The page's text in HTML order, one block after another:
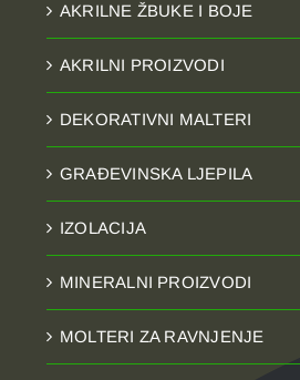
AKRILNE ŽBUKE I BOJE
AKRILNI PROIZVODI
DEKORATIVNI MALTERI
GRAĐEVINSKA LJEPILA
IZOLACIJA
MINERALNI PROIZVODI
MOLTERI ZA RAVNJENJE